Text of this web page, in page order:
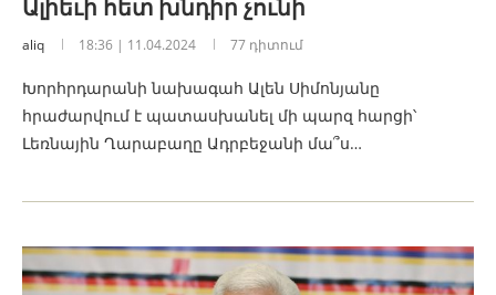
Ալիեւի հետ խնդիր չունի
aliq 18:36 | 11.04.2024 77 դիտում
Խորհրդարանի նախագահ Ալեն Սիմոնյանը
հրաժարվում է պատասխանել մի պարզ հարցի՝
Լեռնային Ղարաբաղը Ադրբեջանի մա՞ս…